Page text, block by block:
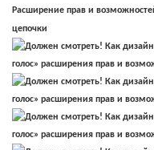
Расширение прав и
цепочки